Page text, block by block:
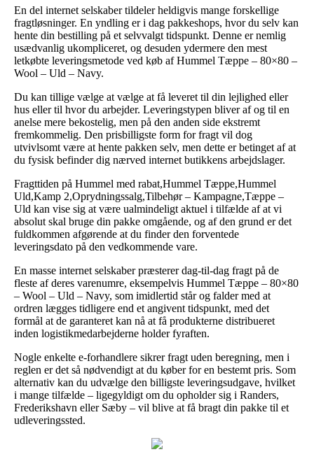
En del internet selskaber tildeler heldigvis mange forskellige
fragtløsninger. En yndling er i dag pakkeshops, hvor du selv kan
hente din bestilling på et selvvalgt tidspunkt. Denne er nemlig
usædvanlig ukompliceret, og desuden ydermere den mest
letkøbte leveringsmetode ved køb af Hummel Tæppe – 80×80 –
Wool – Uld – Navy.
Du kan tillige vælge at vælge at få leveret til din lejlighed eller
hus eller til hvor du arbejder. Leveringstypen bliver af og til en
anelse mere bekostelig, men på den anden side ekstremt
fremkommelig. Den prisbilligste form for fragt vil dog
utvivlsomt være at hente pakken selv, men dette er betinget af at
du fysisk befinder dig nærved internet butikkens arbejdslager.
Fragttiden på Hummel med rabat,Hummel Tæppe,Hummel
Uld,Kamp 2,Oprydningssalg,Tilbehør – Kampagne,Tæppe –
Uld kan vise sig at være ualmindeligt aktuel i tilfælde af at vi
absolut skal bruge din pakke omgående, og af den grund er det
fuldkommen afgørende at du finder den forventede
leveringsdato på den vedkommende vare.
En masse internet selskaber præsterer dag-til-dag fragt på de
fleste af deres varenumre, eksempelvis Hummel Tæppe – 80×80
– Wool – Uld – Navy, som imidlertid står og falder med at
ordren lægges tidligere end et angivent tidspunkt, med det
formål at de garanteret kan nå at få produkterne distribueret
inden logistikmedarbejderne holder fyraften.
Nogle enkelte e-forhandlere sikrer fragt uden beregning, men i
reglen er det så nødvendigt at du køber for en bestemt pris. Som
alternativ kan du udvælge den billigste leveringsudgave, hvilket
i mange tilfælde – ligegyldigt om du opholder sig i Randers,
Frederikshavn eller Sæby – vil blive at få bragt din pakke til et
udleveringssted.